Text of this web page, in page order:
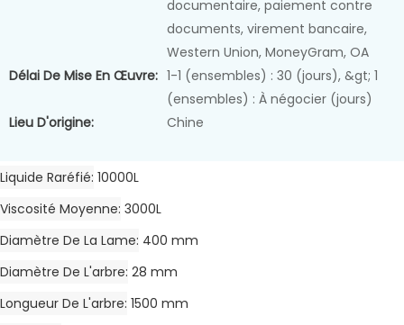
documentaire, paiement contre
documents, virement bancaire,
Western Union, MoneyGram, OA
Délai De Mise En Œuvre: 1-1 (ensembles) : 30 (jours), &gt; 1
(ensembles) : À négocier (jours)
Lieu D'origine:
Chine
Liquide Raréfié 10000L
Viscosité Moyenne 3000L
Diamètre De La Lame 400 mm
Diamètre De L'arbre 28 mm
Longueur De L'arbre 1500 mm